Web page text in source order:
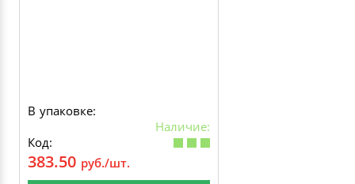
В упаковке:
Наличие:
Код:
383.50 руб./шт.